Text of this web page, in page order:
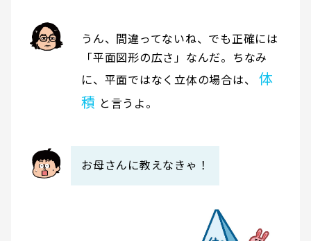
うん、間違ってないね、でも正確には
「平面図形の広さ」なんだ。ちなみ
に、平面ではなく立体の場合は、
体
積 と言うよ。
お母さんに教えなきゃ！